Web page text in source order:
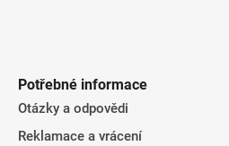
Potřebné informace
Otázky a odpovědi
Reklamace a vrácení